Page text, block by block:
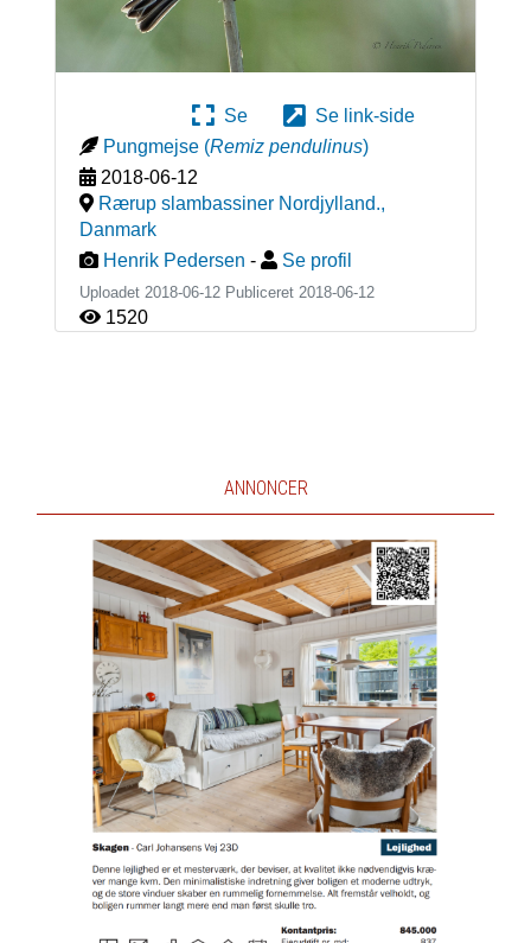
Se
Se link-side
Pungmejse (Remiz pendulinus)
2018-06-12
Rærup slambassiner Nordjylland.,
Danmark
Henrik Pedersen - Se profil
Uploadet 2018-06-12 Publiceret 2018-06-12
1520
ANNONCER